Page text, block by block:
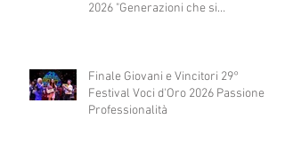
2026 "Generazioni che si
Finale Giovani e Vincitori 29°
Festival Voci d'Oro 2026 Passione e
Professionalità